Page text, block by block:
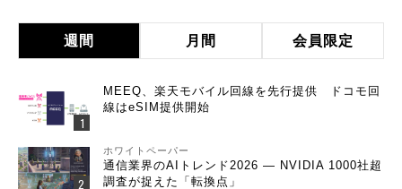
週間 月間 会員限定
MEEQ、楽天モバイル回線を先行提供 ドコモ回
線はeSIM提供開始
ホワイトペーパー
通信業界のAIトレンド2026 ― NVIDIA 1000社超
調査が捉えた「転換点」